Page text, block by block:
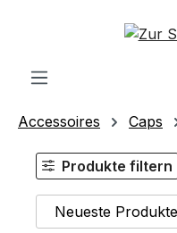
Zum Hauptinhalt springen
Accessoires Caps
Produkte filtern